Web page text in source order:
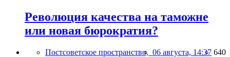
Революция качества на таможне
или новая бюрократия?
Постсоветское пространство, 06 августа, 14:37 640